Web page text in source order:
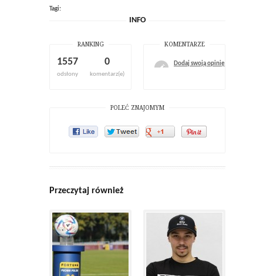
Tagi:
INFO
RANKING
1557
odsłony
0
komentarz(e)
KOMENTARZE
Dodaj swoją opinię
POLEĆ ZNAJOMYM
Przeczytaj również